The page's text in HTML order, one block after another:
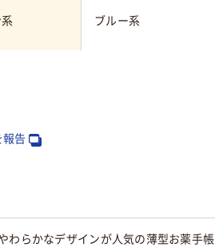
ブルー系
報告
わらかなデザインが人気の薄型お薬手帳